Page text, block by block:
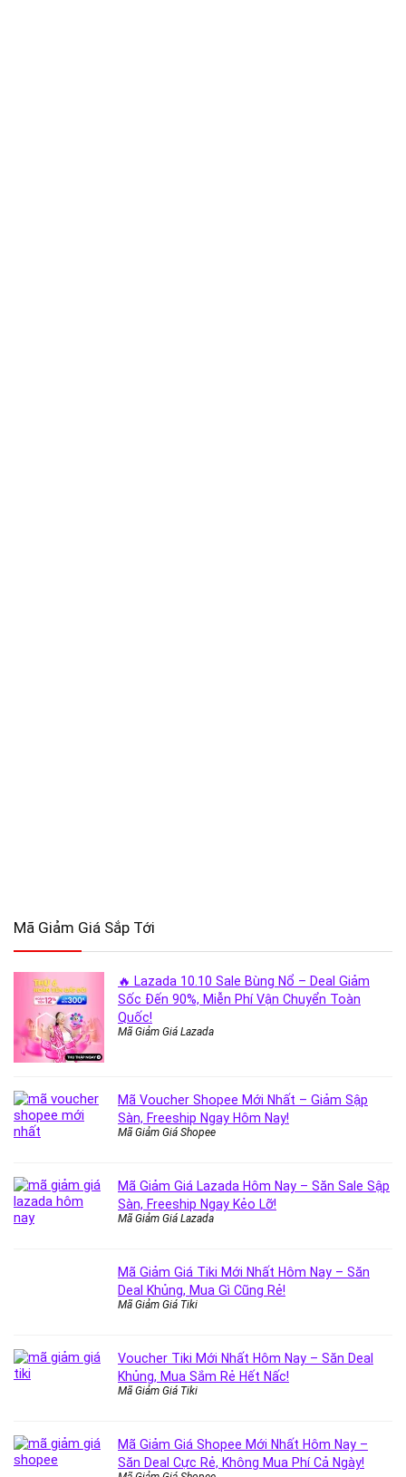
Mã Giảm Giá Sắp Tới
🔥 Lazada 10.10 Sale Bùng Nổ – Deal Giảm
Sốc Đến 90%, Miễn Phí Vận Chuyển Toàn
Quốc!
Mã Giảm Giá Lazada
Mã Voucher Shopee Mới Nhất – Giảm Sập
Sàn, Freeship Ngay Hôm Nay!
Mã Giảm Giá Shopee
Mã Giảm Giá Lazada Hôm Nay – Săn Sale Sập
Sàn, Freeship Ngay Kẻo Lỡ!
Mã Giảm Giá Lazada
Mã Giảm Giá Tiki Mới Nhất Hôm Nay – Săn
Deal Khủng, Mua Gì Cũng Rẻ!
Mã Giảm Giá Tiki
Voucher Tiki Mới Nhất Hôm Nay – Săn Deal
Khủng, Mua Sắm Rẻ Hết Nấc!
Mã Giảm Giá Tiki
Mã Giảm Giá Shopee Mới Nhất Hôm Nay –
Săn Deal Cực Rẻ, Không Mua Phí Cả Ngày!